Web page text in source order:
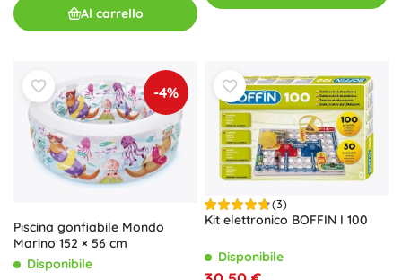
Al carrello
-4%
Piscina gonfiabile Mondo
Marino 152 × 56 cm
Disponibile
(3)
Kit elettronico BOFFIN I 100
Disponibile